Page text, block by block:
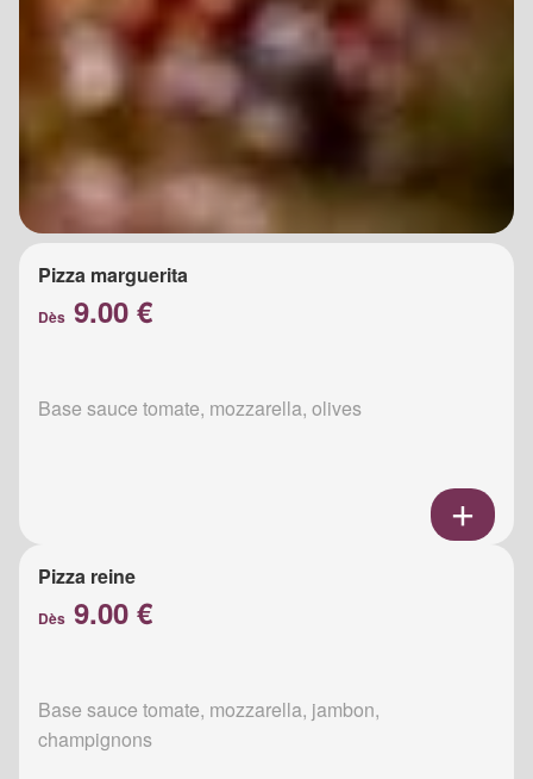
Pizza marguerita
Dès 9.00 €
Base sauce tomate, mozzarella, olives
Pizza reine
Dès 9.00 €
Base sauce tomate, mozzarella, jambon,
champignons